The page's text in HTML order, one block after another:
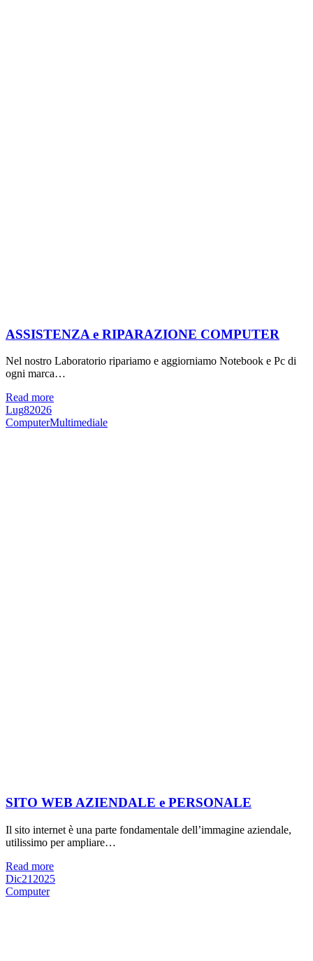
ASSISTENZA e RIPARAZIONE COMPUTER
Nel nostro Laboratorio ripariamo e aggiorniamo Notebook e Pc di
ogni marca…
Read more
Lug82026
ComputerMultimediale
SITO WEB AZIENDALE e PERSONALE
Il sito internet è una parte fondamentale dell’immagine aziendale,
utilissimo per ampliare…
Read more
Dic21 2025
Computer